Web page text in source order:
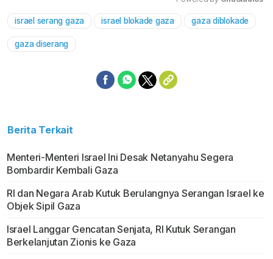
Mute
israel serang gaza israel blokade gaza gaza diblokade
gaza diserang
Berita Terkait
Menteri-Menteri Israel Ini Desak Netanyahu Segera
Bombardir Kembali Gaza
RI dan Negara Arab Kutuk Berulangnya Serangan Israel ke
Objek Sipil Gaza
Israel Langgar Gencatan Senjata, RI Kutuk Serangan
Berkelanjutan Zionis ke Gaza